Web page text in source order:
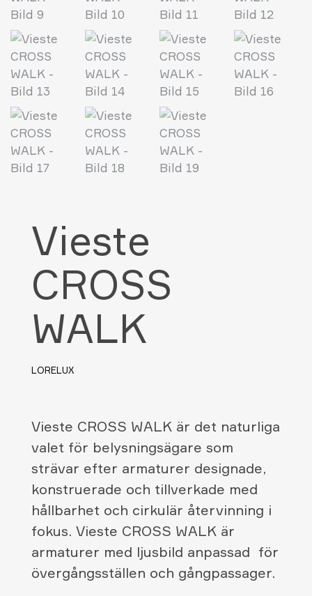
Vieste
CROSS
WALK
LORELUX
Vieste CROSS WALK är det naturliga
valet för belysningsägare som
strävar efter armaturer designade,
konstruerade och tillverkade med
hållbarhet och cirkulär återvinning i
fokus. Vieste CROSS WALK är
armaturer med ljusbild anpassad för
övergångsställen och gångpassager.